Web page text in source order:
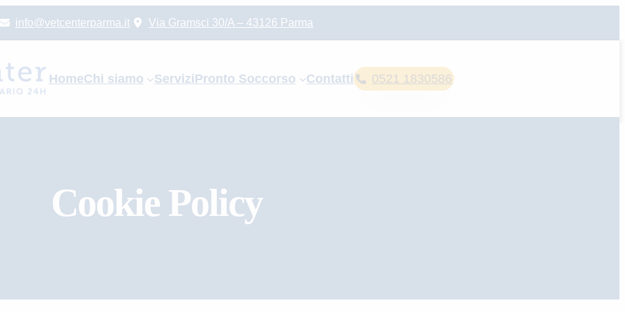
info@vetcenterparma.it Via Gramsci 30/A – 43126 Parma
HomeChi siamo ServiziPronto Soccorso Contatti 0521 1830586
Cookie Policy